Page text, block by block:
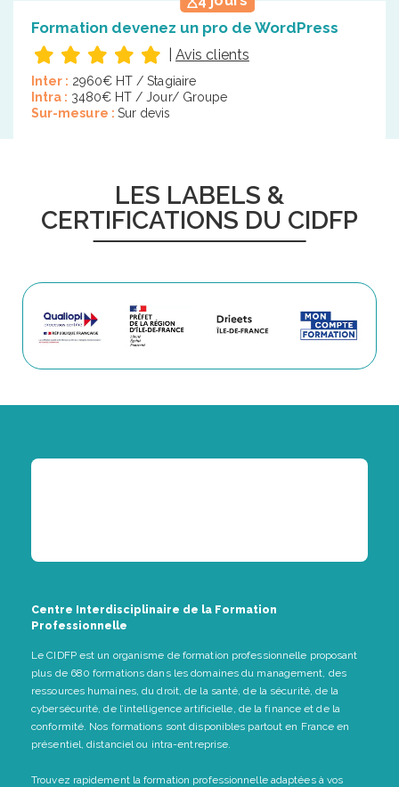
Formation devenez un pro de WordPress
Avis clients
Inter : 2960€ HT / Stagiaire
Intra : 3480€ HT / Jour/ Groupe
Sur-mesure : Sur devis
LES LABELS &
CERTIFICATIONS DU CIDFP
Centre Interdisciplinaire de la Formation
Professionnelle
Le CIDFP est un organisme de formation professionnelle proposant
plus de 680 formations dans les domaines du management, des
ressources humaines, du droit, de la santé, de la sécurité, de la
cybersécurité, de l’intelligence artificielle, de la finance et de la
conformité. Nos formations sont disponibles partout en France en
présentiel, distanciel ou intra-entreprise.
Trouvez rapidement la formation professionnelle adaptées à vos